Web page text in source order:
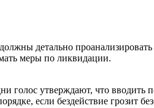
детально
меры по ликвидации.
голос утверждают, что вводить
если бездействие грозит